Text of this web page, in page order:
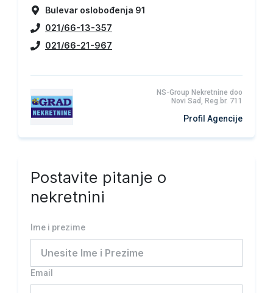
Bulevar oslobođenja 91
021/66-13-357
021/66-21-967
NS-Group Nekretnine doo
Novi Sad, Reg.br. 711
Profil Agencije
Postavite pitanje o
nekretnini
Ime i prezime
Email